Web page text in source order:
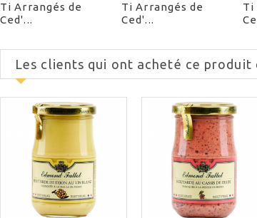
Ti Arrangés de
Ced'...
Ti Arrangés de
Ced'...
Ti
Les clients qui ont acheté ce produit